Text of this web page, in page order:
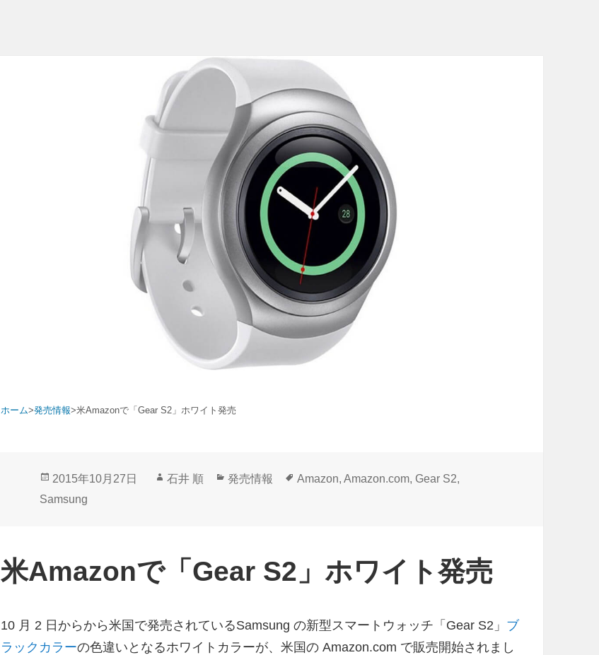
ホーム>発売情報>米Amazonで「Gear S2」ホワイト発売
投
稿
2015年10月27日
作
石井 順
カ
発売情報
タ
Amazon,Amazon.com, Gear S2,
Samsung
米Amazonで「Gear S2」ホワイト発売
10 月 2 日からから米国で発売されているSamsung の新型スマートウォッチ「Gear S2」 ブ
ラックカラーの色違いとなるホワイトカラーが、米国の Amazon.com で販売開始されまし